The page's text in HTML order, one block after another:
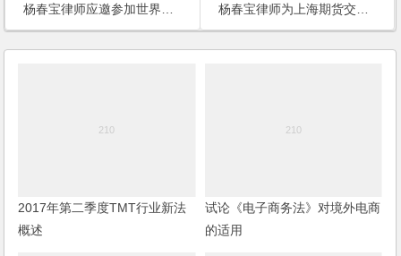
杨春宝律师应邀参加世界著名的律商联讯-马丁戴尔-哈博公司举办的公司法律顾问论坛 杨春宝律师为上海期货交易所新一代交易系统提供全面法律服务
2017年第二季度TMT行业新法
概述
试论《电子商务法》对境外电商
的适用